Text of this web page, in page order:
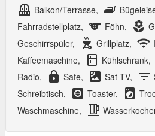
balcony Balkon/Terrasse, iron
Fahrradstellplatz, sports Föhn, local_florist
Geschirrspüler, outdoor_grill Grillplatz, wifi
Kaffeemaschine, kitchen Kühlschrank,
Radio, lock Safe, satellite Sat-TV, filter_list
Schreibtisch, hvac Toaster, local_laundry_service
Waschmaschine, kettle